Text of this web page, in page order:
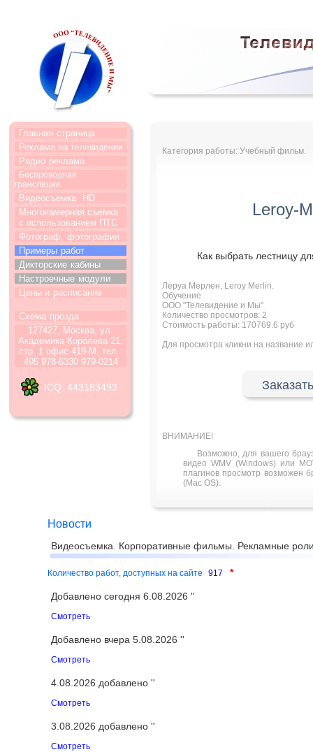
Главная страница
Реклама на телевидении
Радио реклама
Беспроводная
трансляция
Видеосъемка
HD
Многокамерная съемка
с использованием ПТС
Фотограф, фотография
Примеры работ
Дикторские кабины
Настроечные модули
Цены и расписание
Схема прозда
127427, Москва, ул.
Академика Королева 21,
стр. 1 офис 419-М, тел.:
495 978-6330 979-0214
ICQ 443183493
Категория работы: Учебный фильм.
Leroy-
Как выбрать лестницу
Леруа Мерлен, Leroy Merlin.
Обучение
ООО "Телевидение и Мы"
Количество просмотров: 2
Стоимость работы: 170769.6 руб
Для просмотра кликни на название
ВНИМАНИЕ!
Возможно, для вашего
видео WMV (Windows) или
плагинов просмотр возможен
(Mac OS).
Новости
Видеосъемка. Корпоративные фильмы. Рекламные
Количество работ, доступных на сайте 917 *
Добавлено сегодня 6.08.2026 ''
Смотреть
Добавлено вчера 5.08.2026 ''
Смотреть
4.08.2026 добавлено ''
Смотреть
3.08.2026 добавлено ''
Смотреть